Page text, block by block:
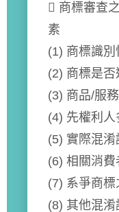
 商標審查
素
(1) 商標識別
(2) 商標是
(3) 商品/服
(4) 先權利
(5) 實際混
(6) 相關消
(7) 系爭商
(8) 其他混